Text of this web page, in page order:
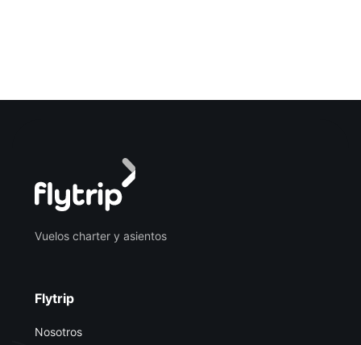
Vuelos charter y asientos
Flytrip
Nosotros